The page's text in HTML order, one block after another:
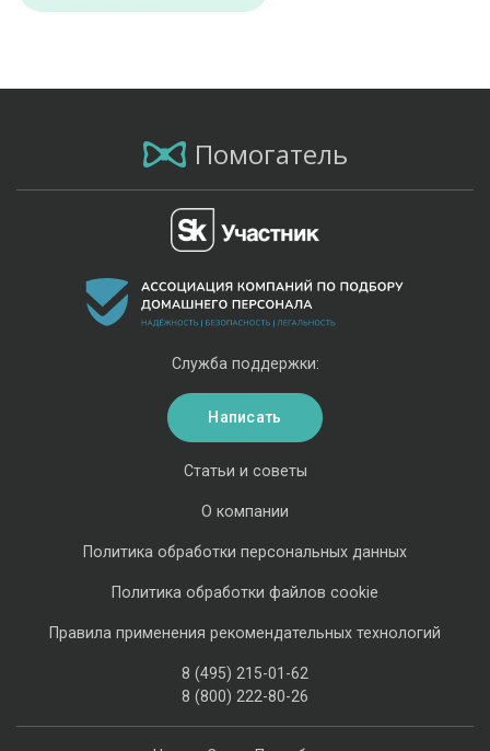
Помогатель
Статьи и советы
О компании
Политика обработки персональных данных
Политика обработки файлов cookie
Правила применения рекомендательных технологий
8 (495) 215-01-62
8 (800) 222-80-26
Служба поддержки:
Написать